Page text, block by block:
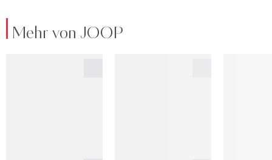
Mehr von JOOP